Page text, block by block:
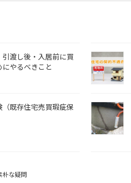
渡し後・入居前に買
やるべきこと
既存住宅売買瑕疵保
朴な疑問